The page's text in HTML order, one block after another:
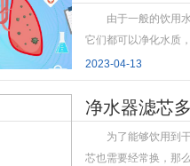
由于一般的饮用
它们都可以净化水质
2023-04-13
净水器滤芯
为了能够饮用到
芯也需要经常换，那